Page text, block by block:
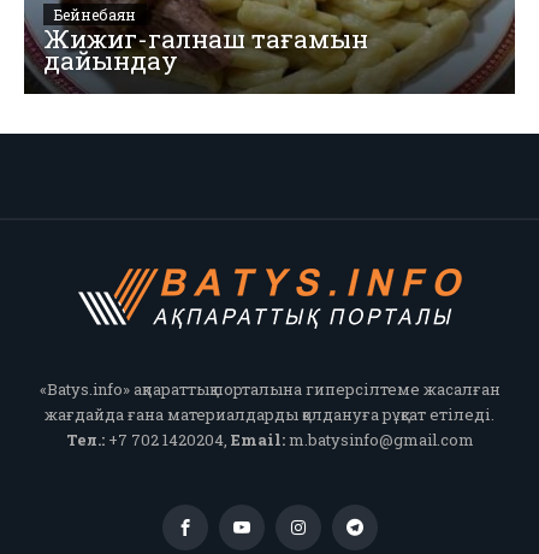
Бейнебаян
Жижиг-галнаш тағамын
дайындау
«Batys.info» ақпараттық порталына гиперсілтеме жасалған
жағдайда ғана материалдарды қолдануға рұқсат етіледі.
Тел.:+7 702 1420204, Email:m.batysinfo@gmail.com